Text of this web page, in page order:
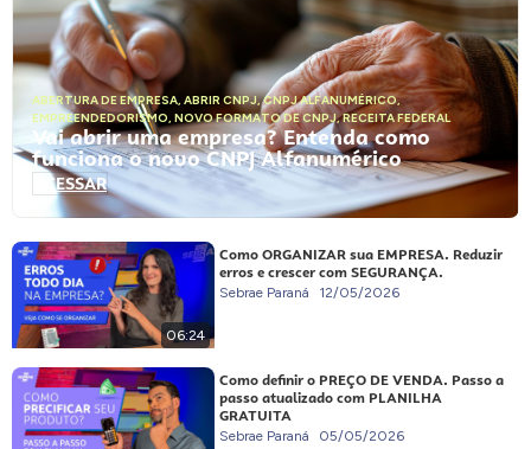
ABERTURA DE EMPRESA, ABRIR CNPJ,CNPJ ALFANUMÉRICO,
EMPREENDEDORISMO, NOVO FORMATO DE CNPJ,RECEITA FEDERAL
Vai abrir uma empresa? Entenda como
funciona o novo CNPJ Alfanumérico
ACESSAR
06:24
Como ORGANIZAR sua EMPRESA. Reduzir
erros e crescer com SEGURANÇA.
Sebrae Paraná 12/05/2026
Como definir o PREÇO DE VENDA. Passo a
passo atualizado com PLANILHA
GRATUITA
Sebrae Paraná 05/05/2026